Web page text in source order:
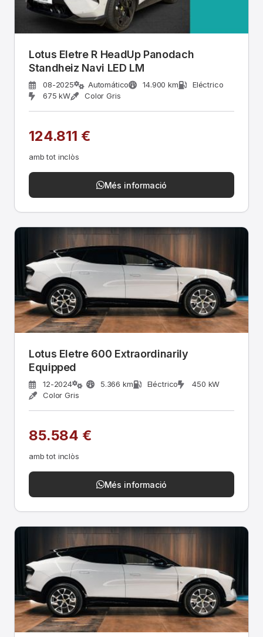
Lotus Eletre R HeadUp Panodach
Standheiz Navi LED LM
08-2025 Automático 14.900 km
Eléctrico
675 kW
Color Gris
124.811 €
amb tot inclòs
Més informació
Lotus Eletre 600 Extraordinarily
Equipped
12-2024 5.366 km Eléctrico
450 kW
Color Gris
85.584 €
amb tot inclòs
Més informació